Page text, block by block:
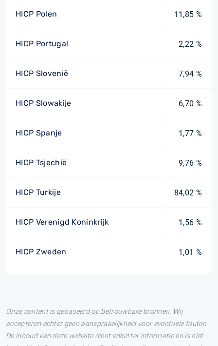
HICP Polen 11,85 %
HICP Portugal 2,22 %
HICP Slovenië 7,94 %
HICP Slowakije 6,70 %
HICP Spanje 1,77 %
HICP Tsjechië 9,76 %
HICP Turkije 84,02 %
HICP Verenigd Koninkrijk 1,56 %
HICP Zweden 1,01 %
Onze content is gebaseerd op betrouwbare bronnen. Wij
accepteren echter geen aansprakelijkheid voor eventuele fouten.
De inhoud van deze website dient enkel ter informatie en is niet